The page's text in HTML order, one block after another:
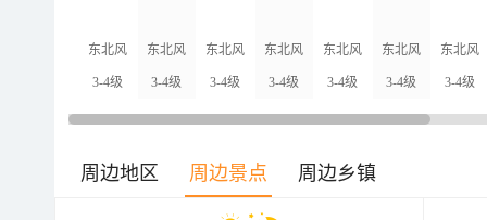
东北风
3-4级
东北风
3-4级
东北风
3-4级
东北风
3-4级
东北风
3-4级
东北风
3-4级
东北风
3-4级
周边地区 周边景点 周边乡镇